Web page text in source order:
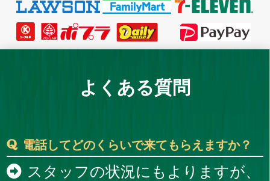
よくある質問
電話してどのくらいで来てもらえますか？
スタッフの状況にもよりますが、